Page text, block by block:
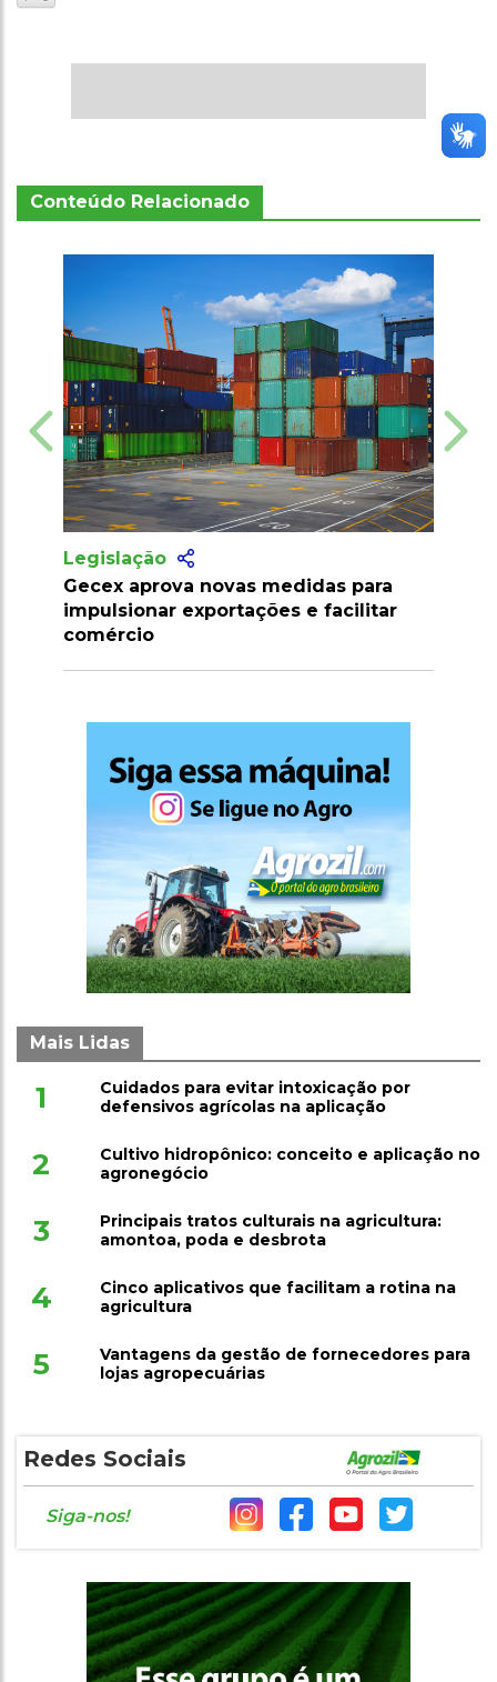
Conteúdo Relacionado
medidas para
e facilitar
SLC Agrícola inaugura maior
algodoeira do Piauí com
Mais Lidas
1
Cuidados para evitar intoxicação por
defensivos agrícolas na aplicação
2
Cultivo hidropônico: conceito e aplicação no
agronegócio
3
Principais tratos culturais na agricultura:
amontoa, poda e desbrota
4
Cinco aplicativos que facilitam a rotina na
agricultura
5
Vantagens da gestão de fornecedores para
lojas agropecuárias
Redes Sociais
Siga-nos!